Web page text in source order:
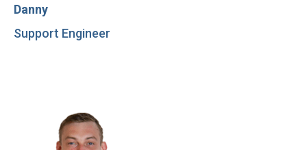
Danny
Support Engineer